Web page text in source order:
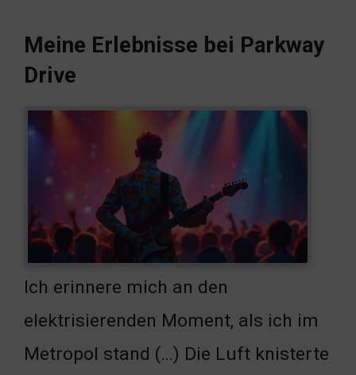
Meine Erlebnisse bei Parkway
Drive
Ich erinnere mich an den
elektrisierenden Moment, als ich im
Metropol stand (…) Die Luft knisterte